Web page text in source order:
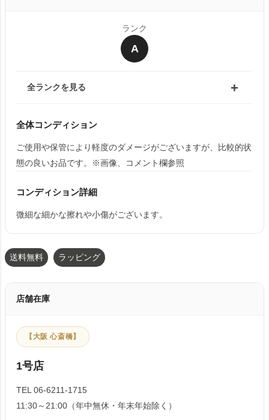
ランク
A
全ランクを見る
全体コンディション
ご使用や保管により軽度のダメージがございますが、比較的状
態の良いお品です。※画像、コメント欄参照
コンディション詳細
微細な細かな擦れや小傷がございます。
送料無料 ラッピング
店舗在庫
【大阪 心斎橋】
1号店
TEL 06-6211-1715
11:30～21:00（年中無休・年末年始除く）